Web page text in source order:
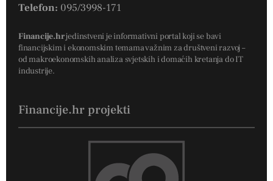
Telefon: 095/3998-171
Financije.hrjedinstveni je informativni portal koji se bavi
financijskim i ekonomskim temama važnim za društveni razvoj –
od makroekonomskih analiza svjetskih i domaćih kretanja do IT
industrije.
Financije.hr projekti